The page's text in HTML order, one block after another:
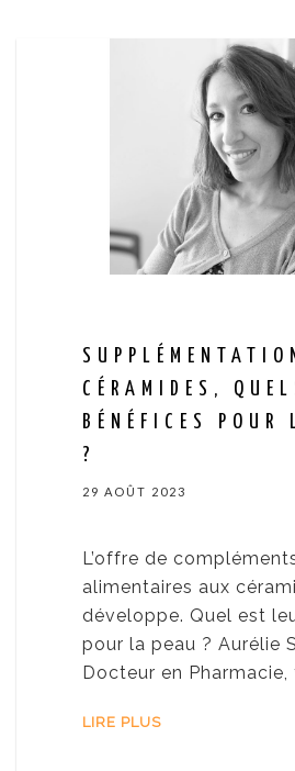
CÉRAMIDES,
BÉNÉFICES POUR
?
29 AOÛT 2023
L’offre de
alimentaires aux
développe. Quel est
pour la peau ? Aurélie
Docteur en Pharmacie,
LIRE PLUS